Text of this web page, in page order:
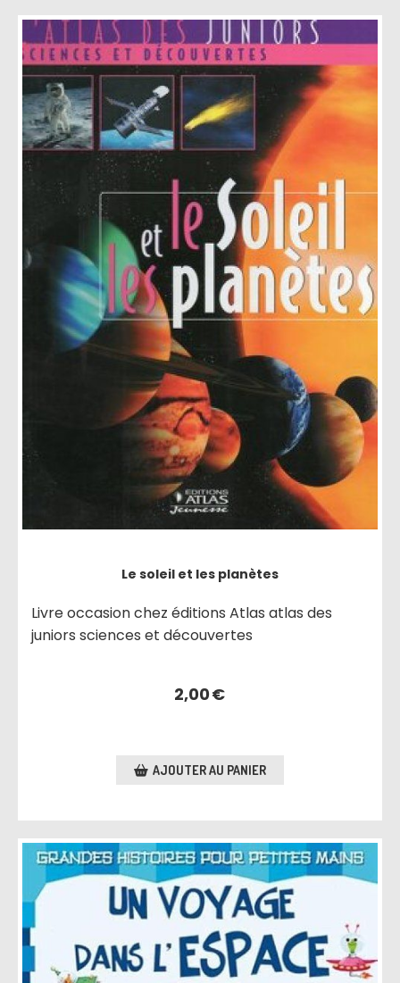
Le soleil et les planètes
Livre occasion chez éditions Atlas atlas des
juniors sciences et découvertes
2,00€
AJOUTER AU PANIER